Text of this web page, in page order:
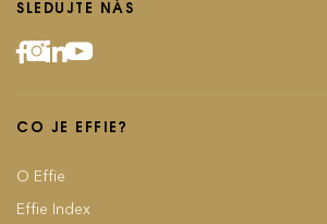
SLEDUJTE NÁS
CO JE EFFIE?
O Effie
Effie Index